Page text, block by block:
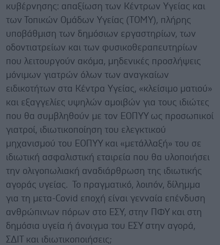
κυβέρνησης: απαξίωση των Κέντρων Υγείας και
των Τοπικών Ομάδων Υγείας (ΤΟΜΥ), πλήρης
υποβάθμιση των δημόσιων εργαστηρίων, των
οδοντιατρείων και των φυσικοθεραπευτηρίων
που λειτουργούν ακόμα, μηδενικές προσλήψεις
μόνιμων γιατρών όλων των αναγκαίων
ειδικοτήτων στα Κέντρα Υγείας, «κλείσιμο ματιού»
και εξαγγελίες υψηλών αμοιβών για τους ιδιώτες
που θα συμβληθούν με τον ΕΟΠΥΥ ως προσωπικοί
γιατροί, ιδιωτικοποίηση του ελεγκτικού
μηχανισμού του ΕΟΠΥΥ και «μετάλλαξή» του σε
ιδιωτική ασφαλιστική εταιρεία που θα υλοποιήσει
την ολιγοπωλιακή αναδιάρθρωση της ιδιωτικής
αγοράς υγείας. Το πραγματικό, λοιπόν, δίλημμα
για τη μετα-Covid εποχή είναι γενναία επένδυση
ανθρώπινων πόρων στο ΕΣΥ, στην ΠΦΥ και στη
δημόσια υγεία ή άνοιγμα του ΕΣΥ στην αγορά,
ΣΔΙΤ και ιδιωτικοποιήσεις;